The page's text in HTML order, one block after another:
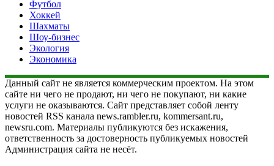
Футбол
Хоккей
Шахматы
Шоу-бизнес
Экология
Экономика
Данный сайт не является коммерческим проектом. На этом
сайте ни чего не продают, ни чего не покупают, ни какие
услуги не оказываются. Сайт представляет собой ленту
новостей RSS канала news.rambler.ru, kommersant.ru,
newsru.com. Материалы публикуются без искажения,
ответственность за достоверность публикуемых новостей
Администрация сайта не несёт.